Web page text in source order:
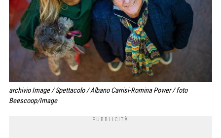
archivio Image / Spettacolo / Albano Carrisi-Romina Power / foto
Beescoop/Image